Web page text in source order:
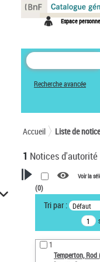
Espace
Recherche avancée
Accueil Liste de
1 Notices d'autorité
VOTRE RECHERCHE
Recherche
notices d’autorité
Œuvres liées à
Temperton, Rod
Voir la
(0)
Tri par : Défaut
1
Temperton,
Panneau de gestion des